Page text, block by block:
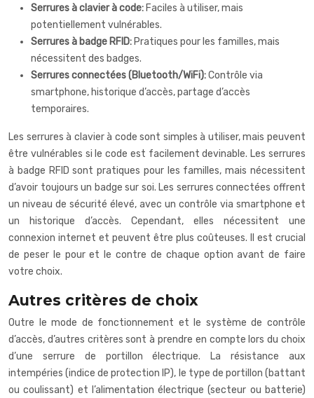
Serrures à clavier à code: Faciles à utiliser, mais
potentiellement vulnérables.
Serrures à badge RFID: Pratiques pour les familles, mais
nécessitent des badges.
Serrures connectées (Bluetooth/WiFi):Contrôle via
smartphone, historique d’accès, partage d’accès
temporaires.
Les serrures à clavier à code sont simples à utiliser, mais peuvent
être vulnérables si le code est facilement devinable. Les serrures
à badge RFID sont pratiques pour les familles, mais nécessitent
d’avoir toujours un badge sur soi. Les serrures connectées offrent
un niveau de sécurité élevé, avec un contrôle via smartphone et
un historique d’accès. Cependant, elles nécessitent une
connexion internet et peuvent être plus coûteuses. Il est crucial
de peser le pour et le contre de chaque option avant de faire
votre choix.
Autres critères de choix
Outre le mode de fonctionnement et le système de contrôle
d’accès, d’autres critères sont à prendre en compte lors du choix
d’une serrure de portillon électrique. La résistance aux
intempéries (indice de protection IP), le type de portillon (battant
ou coulissant) et l’alimentation électrique (secteur ou batterie)